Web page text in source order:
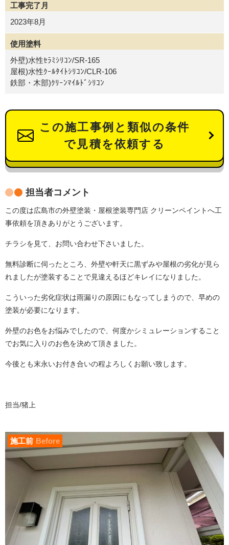
工事完了月
2023年8月
使用塗料
外壁)水性ｾﾗﾐｼﾘｺﾝ/SR-165
屋根)水性ｸｰﾙﾀｲﾄｼﾘｺﾝ/CLR-106
鉄部・木部)ｸﾘｰﾝﾏｲﾙﾄﾞｼﾘｺﾝ
この施工事例と類似の条件
で見積を依頼する
担当者コメント
この度は広島市の外壁塗装・屋根塗装専門店 クリーンペイントへ工
事依頼を頂きありがとうございます。
チラシを見て、お問い合わせ下さいました。
無料診断に伺ったところ、外壁や軒天に黒ずみや屋根の劣化が見ら
れましたが塗装することで見違えるほどキレイになりました。
こういった劣化症状は雨漏りの原因にもなってしまうので、早めの
塗装が必要になります。
外壁のお色をお悩みでしたので、 何度かシミュレーションすること
でお気に入りのお色を決めて頂きました。
今後とも末永いお付き合いの程よろしくお願い致します。
担当/猪上
施工前 Before